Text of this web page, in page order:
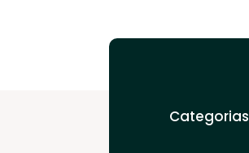
Categorias